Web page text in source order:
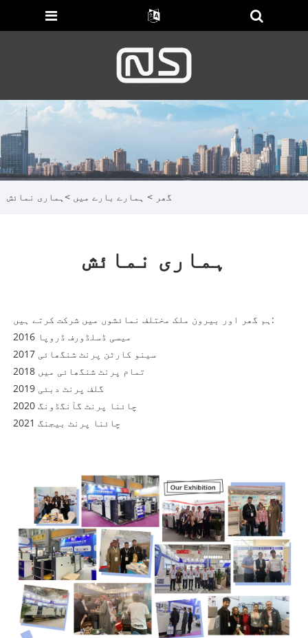
گھر > ہمارے بارے میں > ہماری نمائش
ہماری نمائش
ہم گھر اور بیرون ملک مختلف نمائشوں میں شرکت کرتے ہیں:
2016 میسی ڈسلڈورف ڈروپا
2017 سینو کارٹن پرنٹ شنگھائی
2018 تمام پرنٹ شنگھائی میں
2019 گلف پرنٹ دبئی
2020 چائنا پرنٹ گآنگڈونگ
2021 چائنا پرنٹ بیجنگ